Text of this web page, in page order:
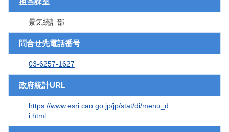
景気統計部
問合せ先電話番号
03-6257-1627
政府統計URL
https://www.esri.cao.go.jp/jp/stat/di/menu_d
i.html